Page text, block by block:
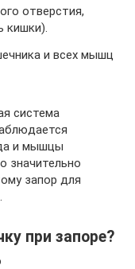
отверстия,
кишки).
и всех мышц
система
и мышцы
значительно
запор для
при запоре?